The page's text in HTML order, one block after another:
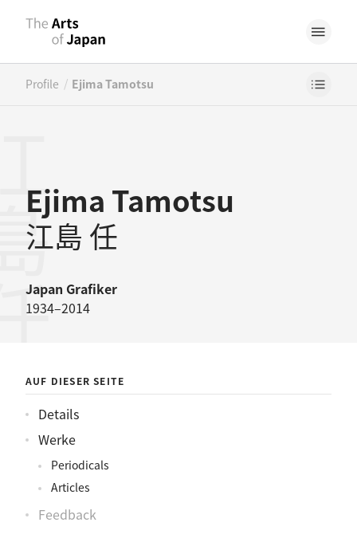
Profile / Ejima Tamotsu
Ejima Tamotsu
江島 任
Japan Grafiker
1934–2014
AUF DIESER SEITE
Details
Werke
Periodicals
Articles
Feedback